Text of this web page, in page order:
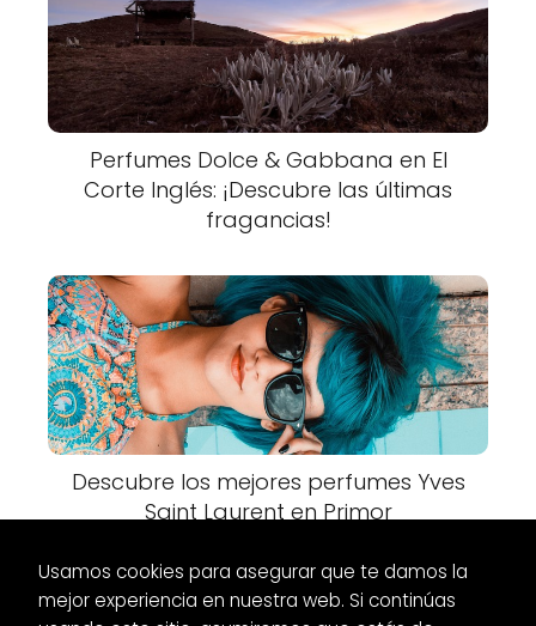
Perfumes Dolce & Gabbana en El
Corte Inglés: ¡Descubre las últimas
fragancias!
Descubre los mejores perfumes Yves
Saint Laurent en Primor
Usamos cookies para asegurar que te damos la
mejor experiencia en nuestra web. Si continúas